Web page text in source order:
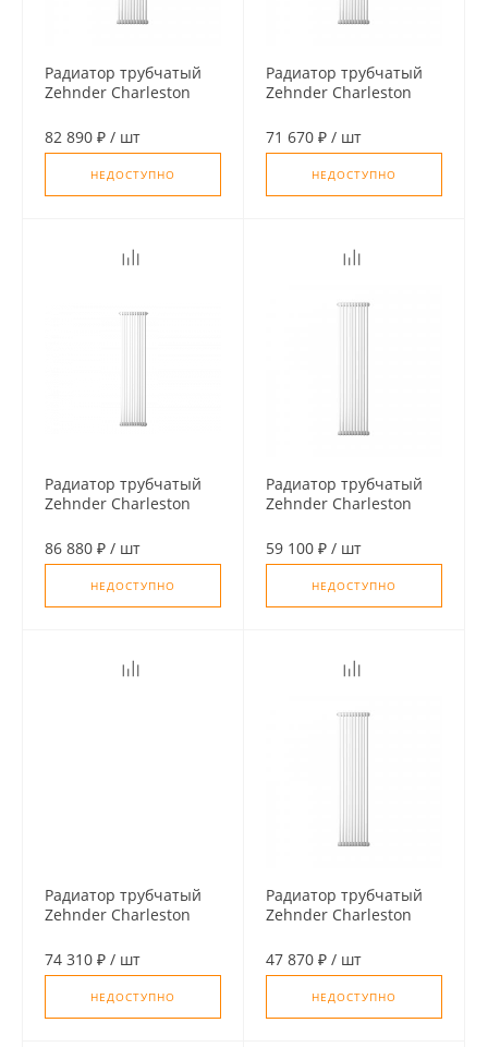
Радиатор трубчатый
Zehnder Charleston
бок.подк. RAL9016
(кроншт.в компл)
82 890 ₽ / шт
НЕДОСТУПНО
Радиатор трубчатый
Zehnder Charleston
бок.подк. RAL9016
(кроншт.в компл)
71 670 ₽ / шт
НЕДОСТУПНО
Радиатор трубчатый
Zehnder Charleston
ниж.подк. RAL9016
(кроншт. в компл)
86 880 ₽ / шт
НЕДОСТУПНО
Радиатор трубчатый
Zehnder Charleston
бок.подк. RAL9016
(кроншт.в компл)
59 100 ₽ / шт
НЕДОСТУПНО
Радиатор трубчатый
Zehnder Charleston
подк. RAL9016 (кроншт.
в компл)
74 310 ₽ / шт
НЕДОСТУПНО
Радиатор трубчатый
Zehnder Charleston
бок.подк. RAL9016
(кроншт.в компл)
47 870 ₽ / шт
НЕДОСТУПНО